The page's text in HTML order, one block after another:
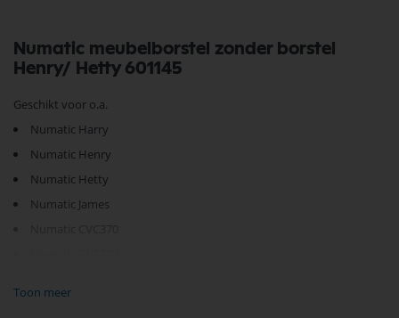
Numatic meubelborstel zonder borstel
Henry/ Hetty 601145
Geschikt voor o.a.
Numatic Harry
Numatic Henry
Numatic Hetty
Numatic James
Toon meer